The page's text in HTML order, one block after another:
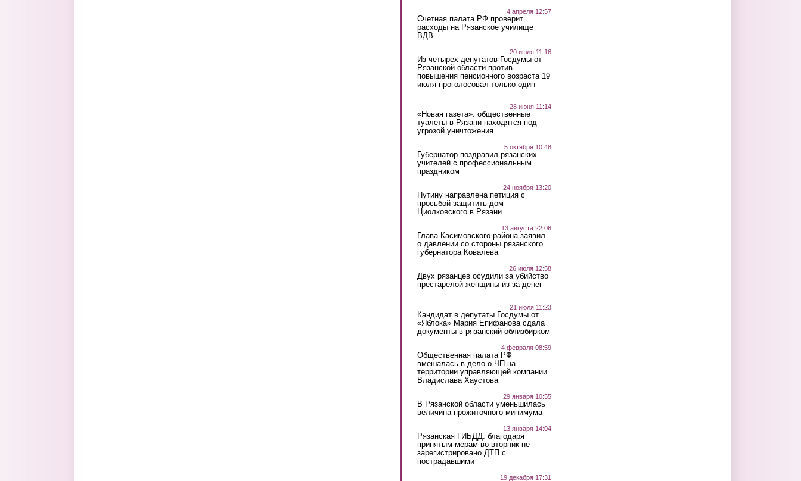
4 апреля 12:57
Счетная палата РФ проверит
расходы на Рязанское училище
ВДВ
20 июля 11:16
Из четырех депутатов Госдумы от
Рязанской области против
повышения пенсионного возраста 19
июля проголосовал только один
28 июня 11:14
«Новая газета»: общественные
туалеты в Рязани находятся под
угрозой уничтожения
5 октября 10:48
Губернатор поздравил рязанских
учителей с профессиональным
праздником
24 ноября 13:20
Путину направлена петиция с
просьбой защитить дом
Циолковского в Рязани
13 августа 22:06
Глава Касимовского района заявил
о давлении со стороны рязанского
губернатора Ковалева
26 июля 12:58
Двух рязанцев осудили за убийство
престарелой женщины из-за денег
21 июля 11:23
Кандидат в депутаты Госдумы от
«Яблока» Мария Епифанова сдала
документы в рязанский облизбирком
4 февраля 08:59
Общественная палата РФ
вмешалась в дело о ЧП на
территории управляющей компании
Владислава Хаустова
29 января 10:55
В Рязанской области уменьшилась
величина прожиточного минимума
13 января 14:04
Рязанская ГИБДД: благодаря
принятым мерам во вторник не
зарегистрировано ДТП с
пострадавшими
19 декабря 17:31